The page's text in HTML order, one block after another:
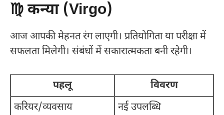
♍ कन्या (Virgo)
आज आपकी मेहनत रंग लाएगी। प्रतियोगिता या परीक्षा में
सफलता मिलेगी। संबंधों में सकारात्मकता बनी रहेगी।
पहलू
विवरण
करियर/व्यवसाय
नई उपलब्धि